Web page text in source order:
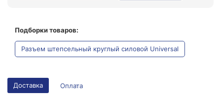
Подборки товаров:
Разъем штепсельный круглый силовой Universal
Доставка Оплата